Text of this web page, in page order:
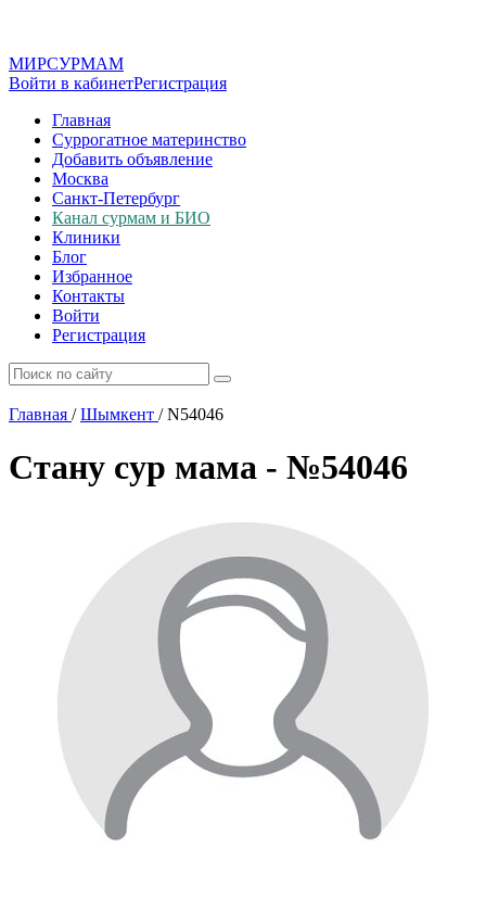
МИРСУРМАМ
Войти в кабинетРегистрация
Главная
Суррогатное материнство
Добавить объявление
Москва
Санкт-Петербург
Канал сурмам и БИО
Клиники
Блог
Избранное
Контакты
Войти
Регистрация
Главная / Шымкент /N54046
Стану сур мама - №54046